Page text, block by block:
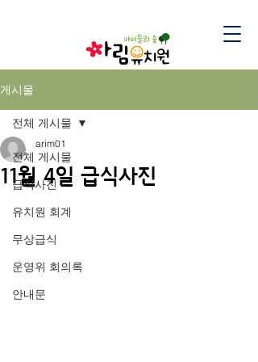
게시물
전체 게시물
급식사진
유치원 회계
무상급식
운영위 회의록
안내문
전체 게시물
11월 4일 급식사진
arim01